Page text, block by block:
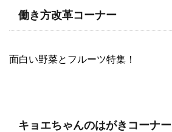
働き方改革コーナー
面白い野菜とフルーツ特集！
キョエちゃんのはがきコーナー